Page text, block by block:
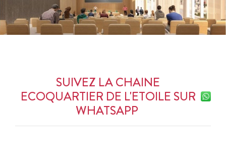
SUIVEZ LA CHAINE
ECOQUARTIER DE L'ETOILE SUR
WHATSAPP